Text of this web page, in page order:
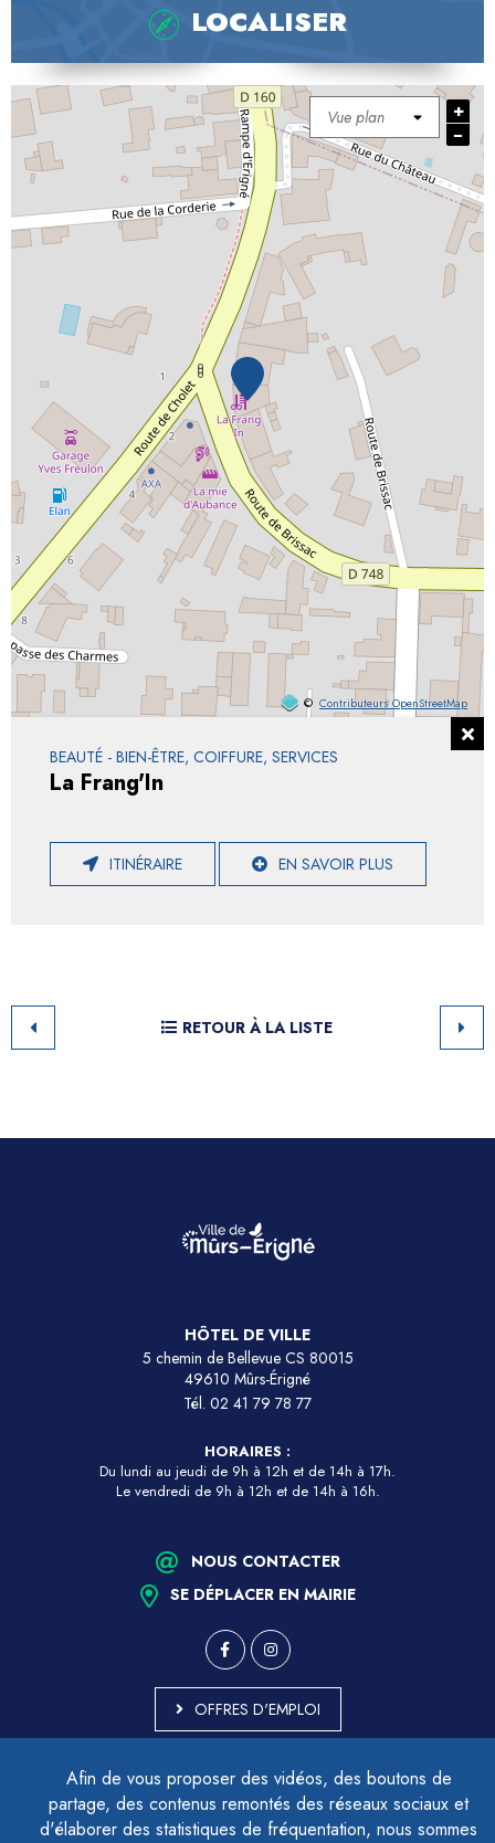
Afin de vous proposer des vidéos, des boutons de
partage, des contenus remontés des réseaux sociaux et
d'élaborer des statistiques de fréquentation, nous sommes
LOCALISER
© Contributeurs OpenStreetMap
+
−
BEAUTÉ - BIEN-ÊTRE, COIFFURE, SERVICES
La Frang'In
ITINÉRAIRE EN SAVOIR PLUS
RETOUR À LA LISTE
HÔTEL DE VILLE
5 chemin de Bellevue CS 80015
49610 Mûrs-Érigné
Tél. 02 41 79 78 77
HORAIRES :
Du lundi au jeudi de 9h à 12h et de 14h à 17h.
Le vendredi de 9h à 12h et de 14h à 16h.
NOUS CONTACTER
SE DÉPLACER EN MAIRIE
OFFRES D'EMPLOI
ACCESSIBILITÉ - PARTIELLEMENT CONFORME
PLAN DU SITE
MENTIONS LÉGALES